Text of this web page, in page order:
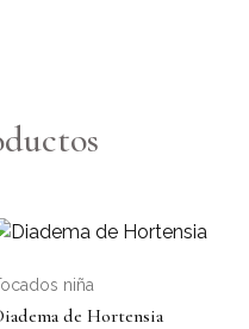
niña
de Hortensia